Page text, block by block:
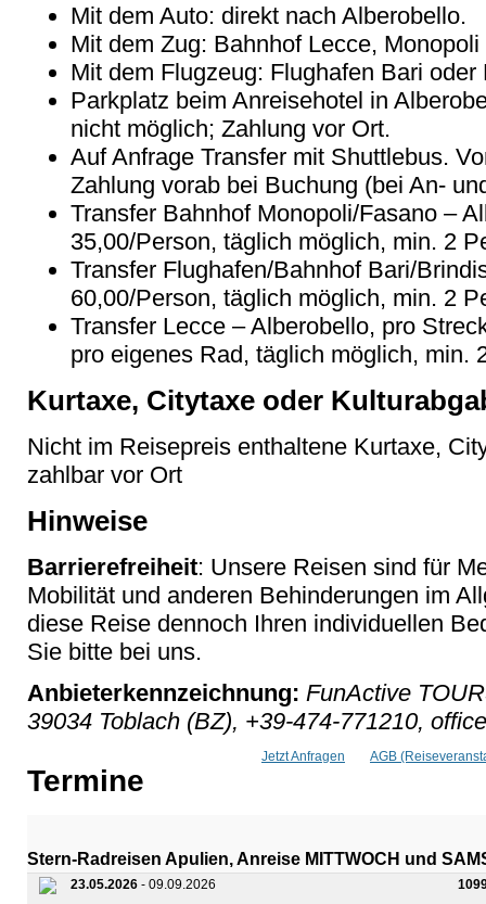
Mit dem Auto: direkt nach Alberobello.
Mit dem Zug: Bahnhof Lecce,
Mit dem Flugzeug: Flughafen Bari oder
Parkplatz beim Anreisehotel in
nicht möglich; Zahlung vor Ort.
Auf Anfrage Transfer mit Shuttlebus.
Zahlung vorab bei Buchung (bei An-
Transfer Bahnhof Monopoli/Fasano –
35,00/Person, täglich möglich, min. 2
Transfer Flughafen/Bahnhof Bari/
60,00/Person, täglich möglich, min. 2
Transfer Lecce – Alberobello, pro
pro eigenes Rad, täglich möglich, min.
Kurtaxe, Citytaxe oder
Nicht im Reisepreis enthaltene Kurtaxe,
zahlbar vor Ort
Hinweise
Barrierefreiheit: Unsere Reisen sind für
Mobilität und anderen Behinderungen im
diese Reise dennoch Ihren individuellen
Sie bitte bei uns.
Anbieterkennzeichnung: FunActive
39034 Toblach (BZ), +39-474-771210,
Jetzt Anfragen AGB
Termine
Stern-Radreisen Apulien, Anreise MITTWOCH und
23.05.2026 - 09.09.2026